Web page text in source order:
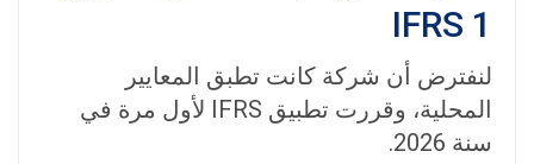
IFRS 1
لنفترض أن شركة كانت تطبق المعايير
المحلية، وقررت تطبيق IFRS لأول مرة في
سنة 2026.